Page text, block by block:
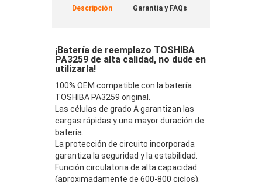
Descripción Garantía y FAQs
¡Batería de reemplazo TOSHIBA
PA3259 de alta calidad, no dude en
utilizarla!
100% OEM compatible con la batería
TOSHIBA PA3259 original.
Las células de grado A garantizan las
cargas rápidas y una mayor duración de
batería.
La protección de circuito incorporada
garantiza la seguridad y la estabilidad.
Función circulatoria de alta capacidad
(aproximadamente de 600-800 ciclos).